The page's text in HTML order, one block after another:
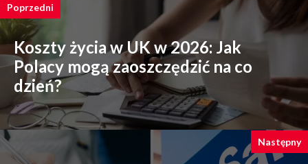
Poprzedni
Koszty życia w UK w 2026: Jak
Polacy mogą zaoszczędzić na co
dzień?
Następny